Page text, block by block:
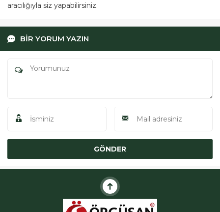
aracılığıyla siz yapabilirsiniz.
BİR YORUM YAZIN
ÖRGÜSAN Teklif Hattı